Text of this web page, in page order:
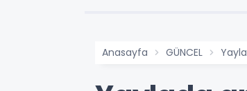
Anasayfa GÜNCEL